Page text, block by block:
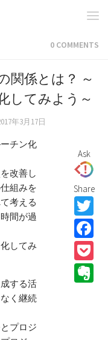
0 COMMENTS
関係とは？ ～
してみよう～
年3月17日
チン化
改善し
組みを
考える
間が過
化してみ
する活
く継続
プロジ
Ask
Share